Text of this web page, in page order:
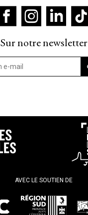
Sur notre newsletter
AVEC LE SOUTIEN DE